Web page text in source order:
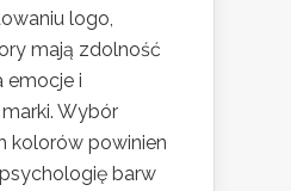
logo,
mają zdolność
emocje i
Wybór
kolorów powinien
barw